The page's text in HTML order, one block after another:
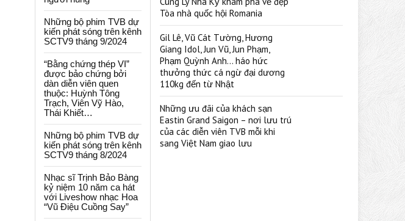
Những bộ phim TVB dự
kiến phát sóng trên kênh
SCTV9 tháng 9/2024
“Bằng chứng thép VI”
được bảo chứng bởi
dàn diễn viên quen
thuộc: Huỳnh Tông
Trạch, Viên Vỹ Hào,
Thái Khiết…
Những bộ phim TVB dự
kiến phát sóng trên kênh
SCTV9 tháng 8/2024
Nhạc sĩ Trịnh Bảo Bàng
kỷ niệm 10 năm ca hát
với Liveshow nhạc Hoa
“Vũ Điệu Cuồng Say”
Tòa nhà quốc hội Romania
Gil Lê, Vũ Cát Tường, Hương
Giang Idol, Jun Vũ, Jun Phạm,
Phạm Quỳnh Anh… háo hức
thưởng thức cá ngừ đại dương
110kg đến từ Nhật
Những ưu đãi của khách sạn
Eastin Grand Saigon – nơi lưu trú
của các diễn viên TVB mỗi khi
sang Việt Nam giao lưu